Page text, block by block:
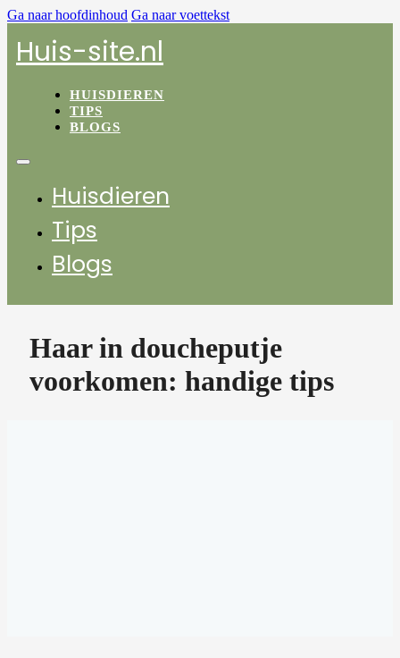
Ga naar hoofdinhoud Ga naar voettekst
Huis-site.nl
HUISDIEREN
TIPS
BLOGS
Huisdieren
Tips
Blogs
Haar in doucheputje
voorkomen: handige tips